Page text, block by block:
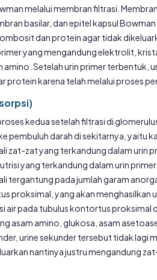
melalui membran filtrasi.
basilar, dan epitel kapsul
dan protein agar tidak
yang mengandung elektrolit,
amino. Setelah urin primer terbentuk,
protein karena telah melalui proses
kedua setelah filtrasi di
pembuluh darah di sekitarnya, yaitu
zat-zat yang terkandung dalam urin
yang terkandung dalam urin
tergantung pada jumlah garam
proksimal, yang akan menghasilkan
air pada tubulus kontortus
asam amino, glukosa, asam
urine sekunder tersebut tidak lagi
nantinya justru mengandung